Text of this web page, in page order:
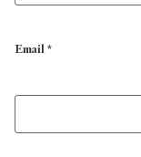
Email*